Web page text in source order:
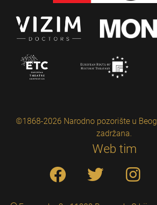
©1868-2026 Narodno pozorište u
zadržana.
Web tim